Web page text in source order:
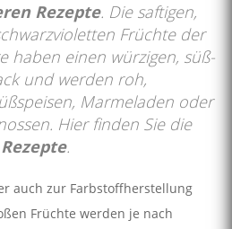
Rezepte. Die saftigen,
Früchte der
haben einen würzigen, süß-
und werden roh,
Marmeladen oder
Hier finden Sie die
.
auch zur Farbstoffherstellung
Früchte werden je nach